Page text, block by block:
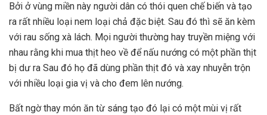
Bởi ở vùng miền này người dân có thói quen chế biến và tạo
ra rất nhiều loại nem loại chả đặc biệt. Sau đó thì sẽ ăn kèm
với rau sống xà lách. Mọi người thường hay truyền miệng với
nhau rằng khi mua thịt heo về để nấu nướng có một phần thịt
bị dư ra Sau đó họ đã dùng phần thịt đó và xay nhuyễn trộn
với nhiều loại gia vị và cho đem lên nướng.
Bất ngờ thay món ăn từ sáng tạo đó lại có một mùi vị rất